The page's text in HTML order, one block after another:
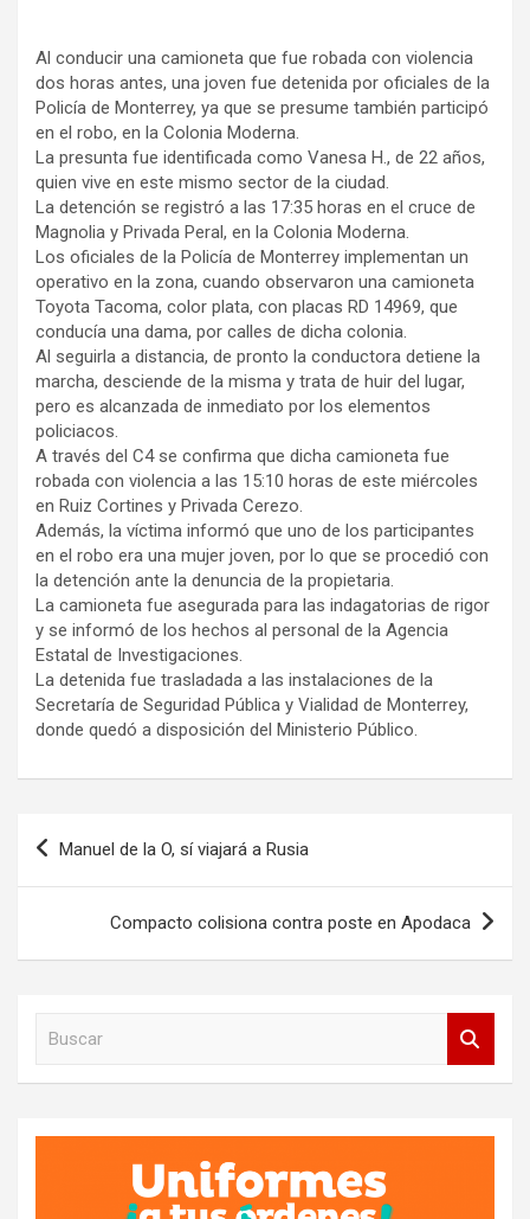
Al conducir una camioneta que fue robada con violencia
dos horas antes, una joven fue detenida por oficiales de la
Policía de Monterrey, ya que se presume también participó
en el robo, en la Colonia Moderna.
La presunta fue identificada como Vanesa H., de 22 años,
quien vive en este mismo sector de la ciudad.
La detención se registró a las 17:35 horas en el cruce de
Magnolia y Privada Peral, en la Colonia Moderna.
Los oficiales de la Policía de Monterrey implementan un
operativo en la zona, cuando observaron una camioneta
Toyota Tacoma, color plata, con placas RD 14969, que
conducía una dama, por calles de dicha colonia.
Al seguirla a distancia, de pronto la conductora detiene la
marcha, desciende de la misma y trata de huir del lugar,
pero es alcanzada de inmediato por los elementos
policiacos.
A través del C4 se confirma que dicha camioneta fue
robada con violencia a las 15:10 horas de este miércoles
en Ruiz Cortines y Privada Cerezo.
Además, la víctima informó que uno de los participantes
en el robo era una mujer joven, por lo que se procedió con
la detención ante la denuncia de la propietaria.
La camioneta fue asegurada para las indagatorias de rigor
y se informó de los hechos al personal de la Agencia
Estatal de Investigaciones.
La detenida fue trasladada a las instalaciones de la
Secretaría de Seguridad Pública y Vialidad de Monterrey,
donde quedó a disposición del Ministerio Público.
Navegación
Manuel de la O, sí viajará a Rusia
Compacto colisiona contra poste en Apodaca